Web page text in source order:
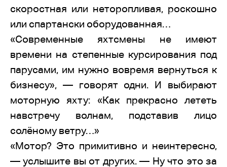
скоростная или неторопливая, роскошно
или спартански оборудованная…
«Современные яхтсмены не имеют
времени на степенные курсирования под
парусами, им нужно вовремя вернуться к
бизнесу», — говорят одни. И выбирают
моторную яхту: «Как прекрасно лететь
навстречу волнам, подставив лицо
солёному ветру…»
«Мотор? Это примитивно и неинтересно,
— услышите вы от других. — Ну что это за